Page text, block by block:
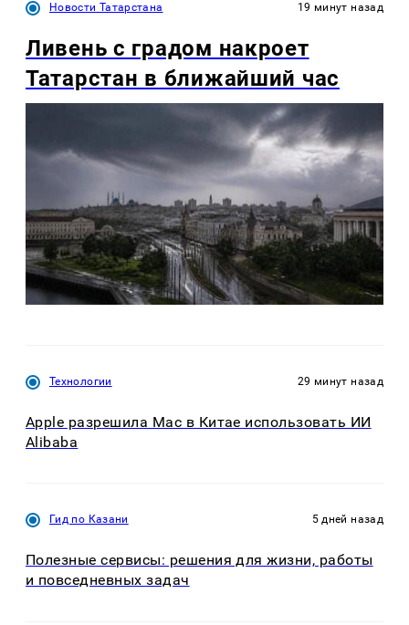
Новости Татарстана 19 минут назад
Ливень с градом накроет
Татарстан в ближайший час
Технологии 29 минут назад
Apple разрешила Mac в Китае использовать ИИ
Alibaba
Гид по Казани 5 дней назад
Полезные сервисы: решения для жизни, работы
и повседневных задач